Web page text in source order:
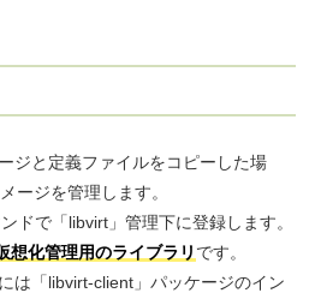
ジと定義ファイルをコピーした場
ージを管理します。
ドで「libvirt」管理下に登録します。
化管理用のライブラリ です。
は「libvirt-client」パッケージのイン